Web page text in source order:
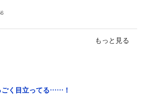
もっと見る
く目立ってる……！